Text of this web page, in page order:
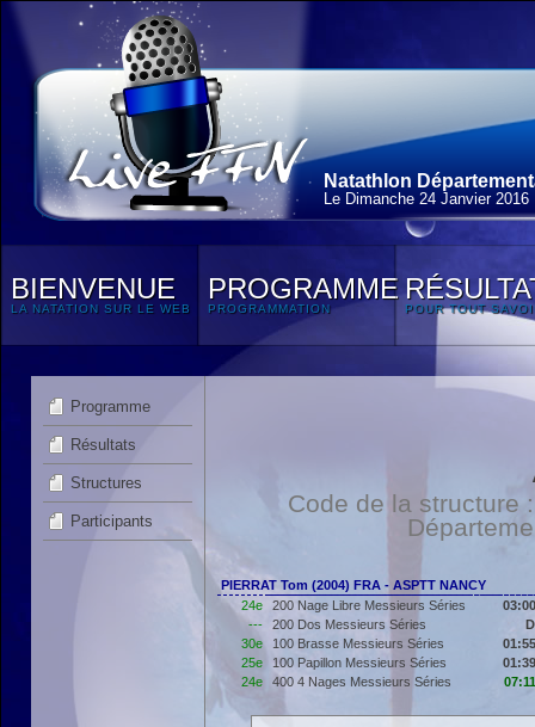
Natathlon
Le Dimanche 24 Janvier 2016
BIENVENUE
LA NATATION SUR LE WEB
PROGRAMME
PROGRAMMATION POUR TOUT
Programme
Résultats
Structures
Participants
Code de la structure
PIERRAT Tom (2004) FRA - ASPTT NANCY
24e
200 Nage Libre Messieurs Séries
---
200 Dos Messieurs Séries
30e
100 Brasse Messieurs Séries
25e
100 Papillon Messieurs Séries
24e
400 4 Nages Messieurs Séries